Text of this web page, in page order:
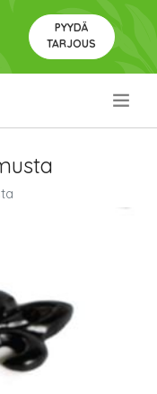
PYYDÄ
TARJOUS